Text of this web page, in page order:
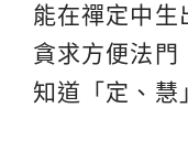
能在禪定中生
貪求方便法門
知道「定、慧